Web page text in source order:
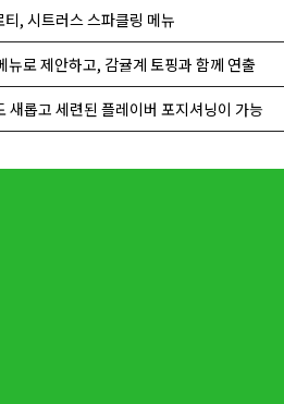
, 시트러스 스파클링 메뉴
뉴로 제안하고, 감귤계 토핑과 함께 연출
새롭고 세련된 플레이버 포지셔닝이 가능